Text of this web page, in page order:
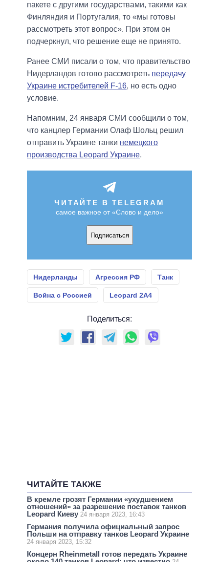
пакете с другими государствами, такими как
Финляндия и Португалия, то «мы готовы
рассмотреть этот вопрос». При этом он
подчеркнул, что решение еще не принято.
Ранее СМИ писали о том, что правительство
Нидерландов готово рассмотреть передачу
Украине истребителей F-16, но есть одно
условие.
Напомним, 24 января СМИ сообщили о том,
что канцлер Германии Олаф Шольц решил
отправить Украине танки немецкого
производства Leopard Украине.
ЧИТАЙТЕ В TELEGRAM
самое важное от «Слово и дело»
Подписаться
Нидерланды Агрессия РФ Танк
Война с Россией Leopard 2A4
Поделиться:
ЧИТАЙТЕ ТАКЖЕ
В кремле грозят Германии «ухудшением
отношений» за разрешение поставок танков
Leopard Киеву 24 января 2023, 16:43
Германия получила официальный запрос
Польши на отправку танков Leopard Украине
24 января 2023, 15:32
Концерн Rheinmetall готов передать Украине